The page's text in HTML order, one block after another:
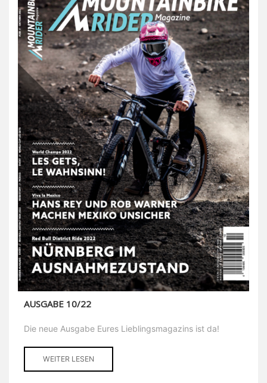
AUSGABE 10/22
Die neue Ausgabe Eures Lieblingsmagazins ist da!
WEITER LESEN